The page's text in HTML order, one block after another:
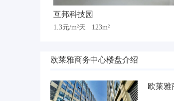
互邦科技园
1.3元/m²天 123m²
欧莱雅商务中心楼盘介绍
欧莱雅